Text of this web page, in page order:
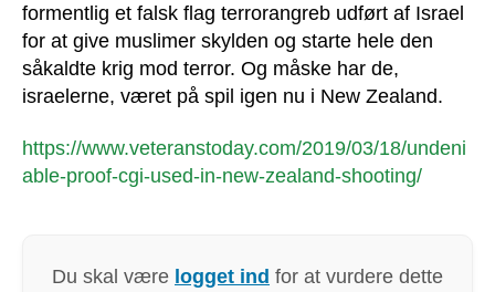
formentlig et falsk flag terrorangreb udført af Israel
for at give muslimer skylden og starte hele den
såkaldte krig mod terror. Og måske har de,
israelerne, været på spil igen nu i New Zealand.
https://www.veteranstoday.com/2019/03/18/undeni
able-proof-cgi-used-in-new-zealand-shooting/
Du skal være logget ind for at vurdere dette